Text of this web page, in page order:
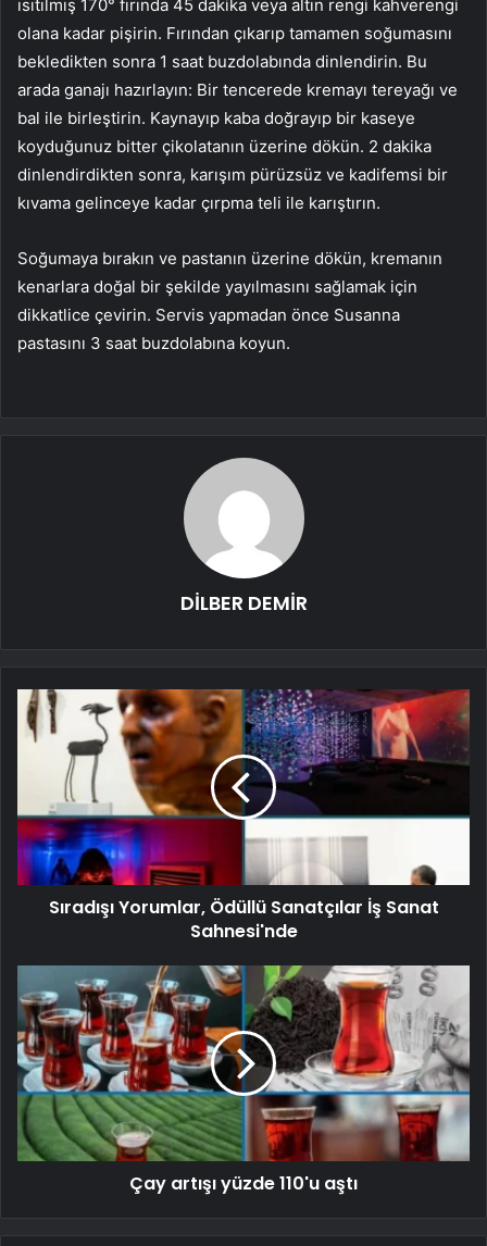
ısıtılmış 170° fırında 45 dakika veya altın rengi kahverengi
olana kadar pişirin. Fırından çıkarıp tamamen soğumasını
bekledikten sonra 1 saat buzdolabında dinlendirin. Bu
arada ganajı hazırlayın: Bir tencerede kremayı tereyağı ve
bal ile birleştirin. Kaynayıp kaba doğrayıp bir kaseye
koyduğunuz bitter çikolatanın üzerine dökün. 2 dakika
dinlendirdikten sonra, karışım pürüzsüz ve kadifemsi bir
kıvama gelinceye kadar çırpma teli ile karıştırın.
Soğumaya bırakın ve pastanın üzerine dökün, kremanın
kenarlara doğal bir şekilde yayılmasını sağlamak için
dikkatlice çevirin. Servis yapmadan önce Susanna
pastasını 3 saat buzdolabına koyun.
DİLBER DEMİR
Sıradışı Yorumlar, Ödüllü Sanatçılar İş Sanat
Sahnesi'nde
Çay artışı yüzde 110'u aştı